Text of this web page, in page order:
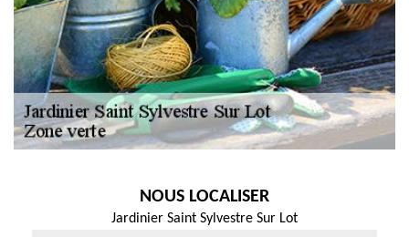
NOUS LOCALISER
Jardinier Saint Sylvestre Sur Lot